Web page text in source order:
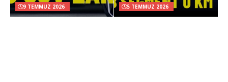
9 TEMMUZ 2026 5 TEMMUZ 2026